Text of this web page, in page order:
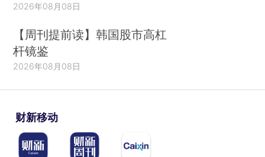
2026年08月08日
【周刊提前读】韩国股市高杠
杆镜鉴
2026年08月08日
财新移动